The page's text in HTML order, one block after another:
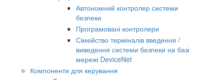
Автономний контролер системи
безпеки
Програмовані контролери
Сімейство терміналів введення /
виведення системи безпеки на базі
мережі DeviceNet
Компоненти для керування